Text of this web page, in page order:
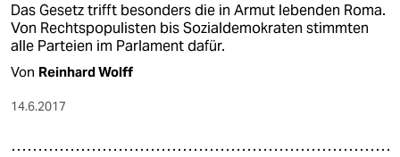
Das Gesetz trifft besonders die in Armut lebenden Roma.
Von Rechtspopulisten bis Sozialdemokraten stimmten
alle Parteien im Parlament dafür.
Von Reinhard Wolff
14.6.2017